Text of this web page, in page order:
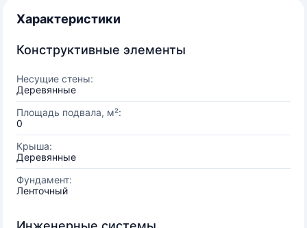
Характеристики
Конструктивные элементы
Несущие стены:
Деревянные
Площадь подвала, м²:
0
Крыша:
Деревянные
Фундамент:
Ленточный